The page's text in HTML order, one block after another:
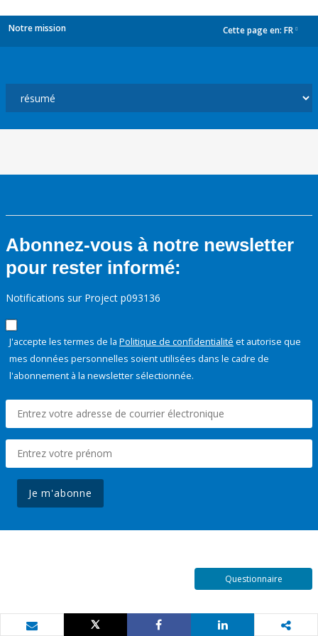
Notre mission Cette page en: FR
Abonnez-vous à notre newsletter
pour rester informé:
Notifications sur Project p093136
J'accepte les termes de la Politique de confidentialité et autorise que
mes données personnelles soient utilisées dans le cadre de
l'abonnement à la newsletter sélectionnée.
Je m'abonne
Questionnaire